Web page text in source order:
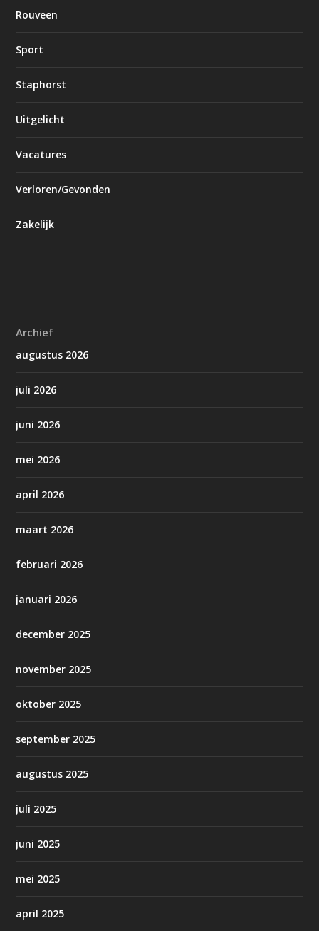
Rouveen
Sport
Staphorst
Uitgelicht
Vacatures
Verloren/Gevonden
Zakelijk
Archief
augustus 2026
juli 2026
juni 2026
mei 2026
april 2026
maart 2026
februari 2026
januari 2026
december 2025
november 2025
oktober 2025
september 2025
augustus 2025
juli 2025
juni 2025
mei 2025
april 2025